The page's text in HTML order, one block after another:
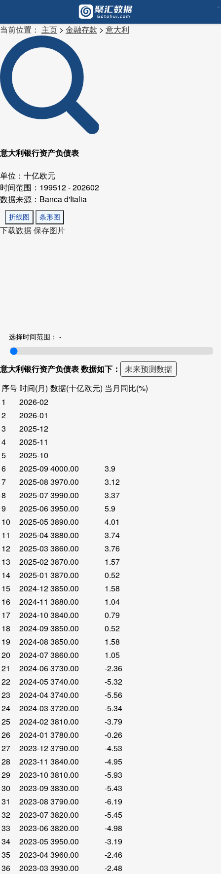
当前位置： 主页 > 金融存款 > 意大利
意大利银行资产负债表
单位：十亿欧元
时间范围：199512 - 202602
数据来源：Banca d'Italia
折线图 条形图
下载数据保存图片
选择时间范围： -
意大利银行资产负债表 数据如下：
未来预测数据
序号 时间(月) 数据(十亿欧元) 当月同比(%)
1
2026-02
2
2026-01
3
2025-12
4
2025-11
5
2025-10
6
2025-094000.00
3.9
7
2025-08 3970.00
3.12
8
2025-073990.00
3.37
9
2025-063950.00
5.9
10
2025-053890.00
4.01
11
2025-043880.00
3.74
12
2025-03 3860.00
3.76
13
2025-023870.00
1.57
14
2025-01 3870.00
0.52
15
2024-123850.00
1.58
16
2024-11 3880.00
1.04
17
2024-10 3840.00
0.79
18
2024-093850.00
0.52
19
2024-08 3850.00
1.58
20
2024-073860.00
1.05
21
2024-063730.00
-2.36
22
2024-053740.00
-5.32
23
2024-043740.00
-5.56
24
2024-03 3720.00
-5.34
25
2024-023810.00
-3.79
26
2024-01 3780.00
-0.26
27
2023-123790.00
-4.53
28
2023-11 3840.00
-4.95
29
2023-10 3810.00
-5.93
30
2023-093830.00
-5.43
31
2023-08 3790.00
-6.19
32
2023-073820.00
-5.45
33
2023-063820.00
-4.98
34
2023-053950.00
-3.19
35
2023-043960.00
-2.46
36
2023-03 3930.00
-2.48